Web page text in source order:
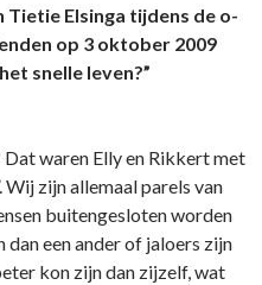
Tietie Elsinga tijdens de o­
op 3 oktober 2009
snelle leven?”
waren Elly en Rikkert met
Wij zijn allemaal parels van
buitengesloten worden
dan een ander of jaloers zijn
kon zijn dan zijzelf, wat